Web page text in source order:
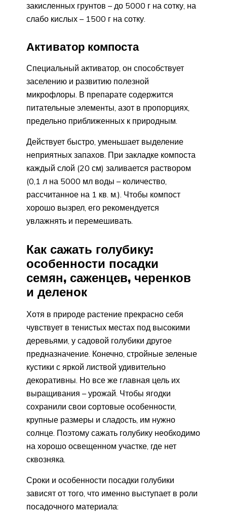
закисленных грунтов – до 5000 г на сотку, на
слабо кислых – 1500 г на сотку.
Активатор компоста
Специальный активатор, он способствует
заселению и развитию полезной
микрофлоры. В препарате содержится
питательные элементы, азот в пропорциях,
предельно приближенных к природным.
Действует быстро, уменьшает выделение
неприятных запахов. При закладке компоста
каждый слой (20 см) заливается раствором
(0,1 л на 5000 мл воды – количество,
рассчитанное на 1 кв. м.). Чтобы компост
хорошо вызрел, его рекомендуется
увлажнять и перемешивать.
Как сажать голубику:
особенности посадки
семян, саженцев, черенков
и деленок
Хотя в природе растение прекрасно себя
чувствует в тенистых местах под высокими
деревьями, у садовой голубики другое
предназначение. Конечно, стройные зеленые
кустики с яркой листвой удивительно
декоративны. Но все же главная цель их
выращивания – урожай. Чтобы ягодки
сохранили свои сортовые особенности,
крупные размеры и сладость, им нужно
солнце. Поэтому сажать голубику необходимо
на хорошо освещенном участке, где нет
сквозняка.
Сроки и особенности посадки голубики
зависят от того, что именно выступает в роли
посадочного материала: